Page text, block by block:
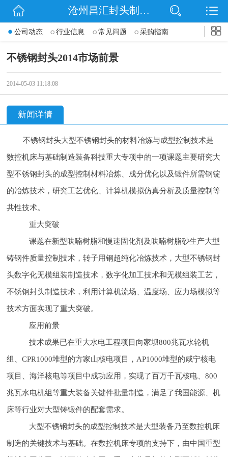
网站首页
沧州昌汇封头制造有限公司
公司动态 行业信息 常见问题 采购指南
不锈钢封头2014市场前景
2014-05-03 11:18:08
新闻详情
不锈钢封头大型不锈钢封头的材料冶炼与成型控制技术是
数控机床与基础制造装备科技重大专项中的一项课题主要研究大
型不锈钢封头的成型控制材料冶炼、成分优化以及锻件所需钢锭
的冶炼技术，研究工艺优化、计算机模拟仿真分析及质量控制等
共性技术。
重大突破
课题在新型呋喃树脂和慢速固化剂及呋喃树脂砂生产大型
铸钢件质量控制技术，转子用钢超纯化冶炼技术，大型不锈钢封
头数字化无模组装制造技术，数字化加工技术和无模组装工艺，
不锈钢封头制造技术，利用计算机流场、温度场、应力场模拟等
技术方面实现了重大突破。
应用前景
技术成果已在重大水电工程项目向家坝800兆瓦水轮机
组、CPR1000堆型的方家山核电项目，AP1000堆型的咸宁核电
项目、海洋核电等项目中成功应用，实现了百万千瓦核电、800
兆瓦水电机组等重大装备关键件批量制造，满足了我国能源、机
床等行业对大型铸锻件的配套需求。
大型不锈钢封头的成型控制技术是大型装备乃至数控机床
制造的关键技术与基础。在数控机床专项的支持下，由中国重型